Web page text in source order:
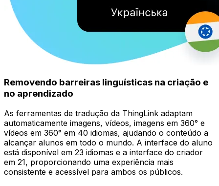
Removendo barreiras linguísticas na criação e
no aprendizado
As ferramentas de tradução da ThingLink adaptam
automaticamente imagens, vídeos, imagens em 360° e
vídeos em 360° em 40 idiomas, ajudando o conteúdo a
alcançar alunos em todo o mundo. A interface do aluno
está disponível em 23 idiomas e a interface do criador
em 21, proporcionando uma experiência mais
consistente e acessível para ambos os públicos.